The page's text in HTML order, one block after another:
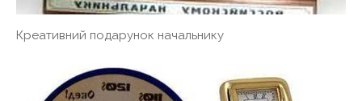
Креативний подарунок начальнику